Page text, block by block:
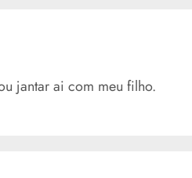
jantar ai com meu filho.